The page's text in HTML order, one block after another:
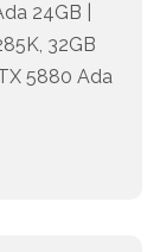
24GB |
32GB
5880 Ada